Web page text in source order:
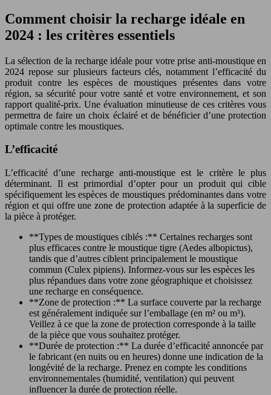
Comment choisir la recharge idéale en
2024 : les critères essentiels
La sélection de la recharge idéale pour votre prise anti-moustique en
2024 repose sur plusieurs facteurs clés, notamment l’efficacité du
produit contre les espèces de moustiques présentes dans votre
région, sa sécurité pour votre santé et votre environnement, et son
rapport qualité-prix. Une évaluation minutieuse de ces critères vous
permettra de faire un choix éclairé et de bénéficier d’une protection
optimale contre les moustiques.
L’efficacité
L’efficacité d’une recharge anti-moustique est le critère le plus
déterminant. Il est primordial d’opter pour un produit qui cible
spécifiquement les espèces de moustiques prédominantes dans votre
région et qui offre une zone de protection adaptée à la superficie de
la pièce à protéger.
**Types de moustiques ciblés :** Certaines recharges sont
plus efficaces contre le moustique tigre (Aedes albopictus),
tandis que d’autres ciblent principalement le moustique
commun (Culex pipiens). Informez-vous sur les espèces les
plus répandues dans votre zone géographique et choisissez
une recharge en conséquence.
**Zone de protection :** La surface couverte par la recharge
est généralement indiquée sur l’emballage (en m² ou m³).
Veillez à ce que la zone de protection corresponde à la taille
de la pièce que vous souhaitez protéger.
**Durée de protection :** La durée d’efficacité annoncée par
le fabricant (en nuits ou en heures) donne une indication de la
longévité de la recharge. Prenez en compte les conditions
environnementales (humidité, ventilation) qui peuvent
influencer la durée de protection réelle.